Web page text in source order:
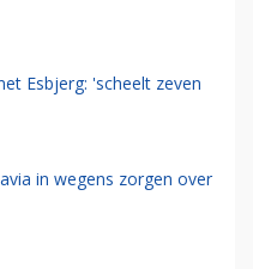
Esbjerg: 'scheelt zeven
in wegens zorgen over